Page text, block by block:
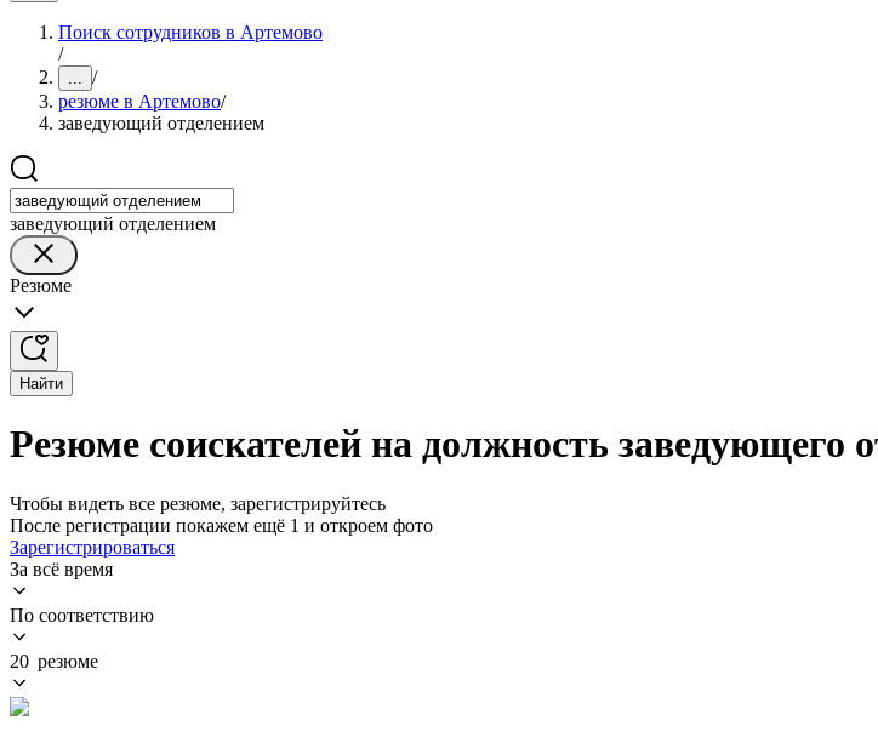
Поиск сотрудников в Артемово
/
... /
резюме в Артемово/
заведующий отделением
заведующий отделением
Резюме
Найти
Резюме соискателей на должность заведующего
Чтобы видеть все резюме, зарегистрируйтесь
После регистрации покажем ещё 1 и откроем фото
Зарегистрироваться
За всё время
По соответствию
20 резюме